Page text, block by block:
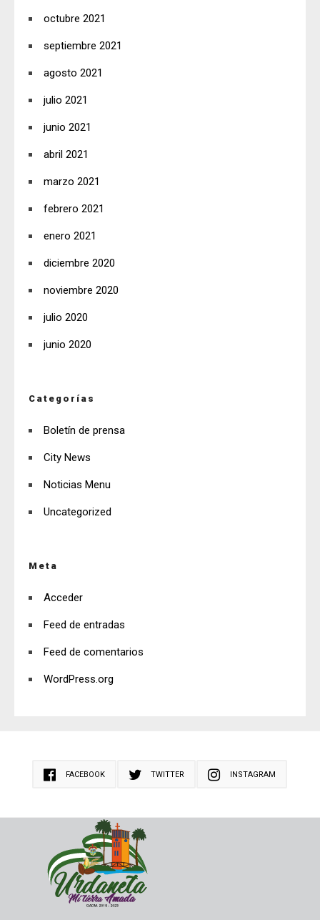
octubre 2021
septiembre 2021
agosto 2021
julio 2021
junio 2021
abril 2021
marzo 2021
febrero 2021
enero 2021
diciembre 2020
noviembre 2020
julio 2020
junio 2020
Categorías
Boletín de prensa
City News
Noticias Menu
Uncategorized
Meta
Acceder
Feed de entradas
Feed de comentarios
WordPress.org
FACEBOOK TWITTER INSTAGRAM